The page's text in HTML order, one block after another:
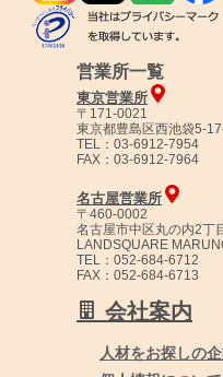
営業所一覧
東京営業所
〒171-0021
東京都豊島区西池袋5-
TEL：03-6912-7954
FAX：03-6912-7964
名古屋営業所
〒460-0002
名古屋市中区丸の内2丁
LANDSQUARE
TEL：052-684-6712
FAX：052-684-6713
会社案内
人材をお探しの